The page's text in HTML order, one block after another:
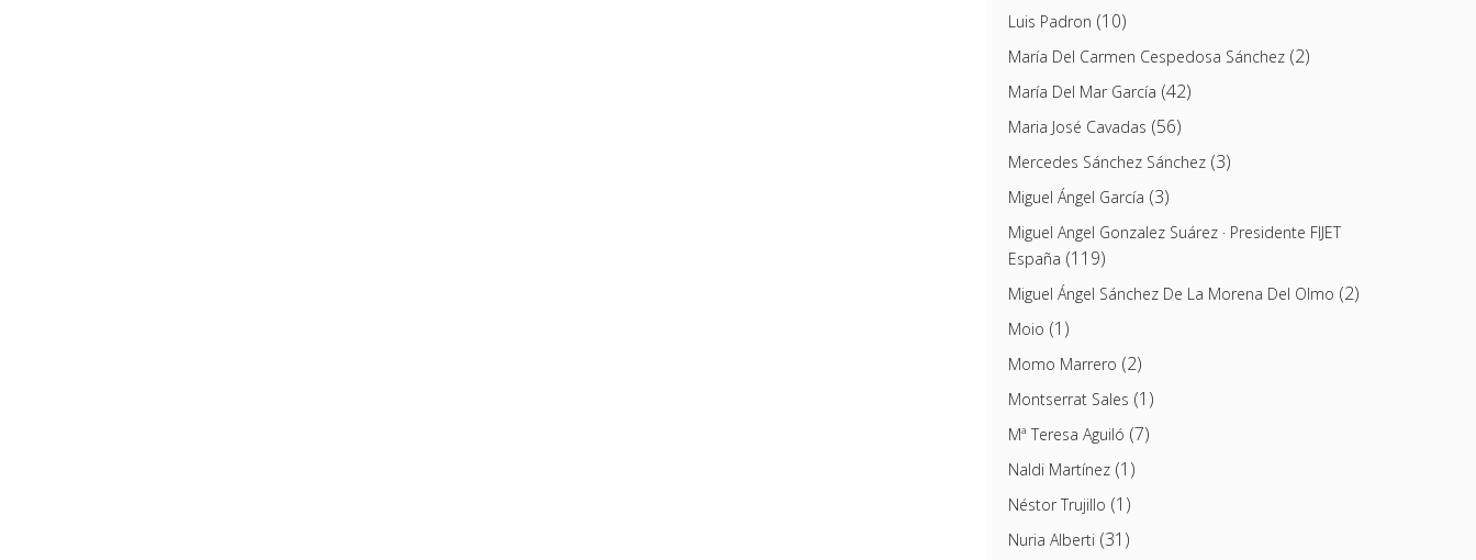
Luis Padron (10)
María Del Carmen Cespedosa Sánchez(2)
María Del Mar García (42)
Maria José Cavadas (56)
Mercedes Sánchez Sánchez(3)
Miguel Ángel García (3)
Miguel Angel Gonzalez Suárez · Presidente FIJET
España (119)
Miguel Ángel Sánchez De La Morena Del Olmo (2)
Moio (1)
Momo Marrero (2)
Montserrat Sales (1)
Mª Teresa Aguiló (7)
Naldi Martínez(1)
Néstor Trujillo (1)
Nuria Alberti (31)